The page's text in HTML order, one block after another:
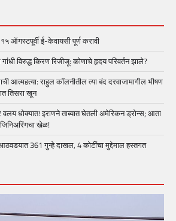
ऑगस्टपूर्वी ई-केवायसी पूर्ण करावी
विरुद्ध किरण रिजीजू: कोणाचे हृदय परिवर्तन झाले?
आत्महत्या: राहुल कॉलनीतील त्या बंद दरवाजामागील भीषण
तिसरा खून
धोक्यात! इराणने ताब्यात घेतली अमेरिकन ड्रोन्स; आता
खेळ!
361 गुन्हे दाखल, 4 कोटींचा मुद्देमाल हस्तगत